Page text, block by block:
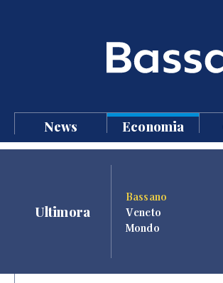
News Economia
Ultimora
Bassano
Veneto
Mondo